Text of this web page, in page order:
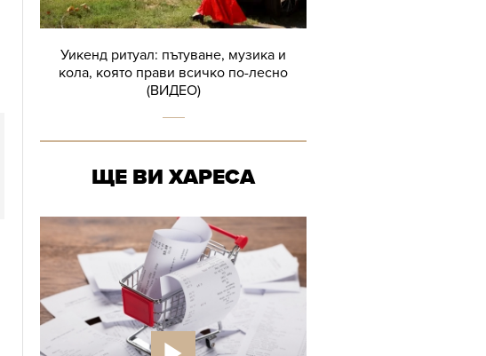
Уикенд ритуал: пътуване, музика и
кола, която прави всичко по-лесно
(ВИДЕО)
ЩЕ ВИ ХАРЕСА